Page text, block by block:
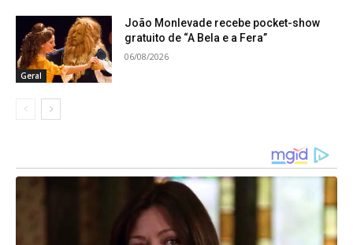
demandas ligadas ao meio ambiente (22,9%) e
esporte, lazer e cultura (17,3%).
Perfil
entre pessoas de 40 a 49 anos, representando
29,6% dos entrevistados. O público feminino foi o
maior, com 67,5% das respostas. Entre os bairros
com mais participações estão Loanda, Vila
Geral
João Monlevade recebe pocket-show
gratuito de “A Bela e a Fera”
06/08/2026